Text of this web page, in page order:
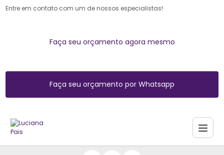
Entre em contato com um de nossos especialistas!
Faça seu orçamento agora mesmo
Faça seu orçamento por Whatsapp